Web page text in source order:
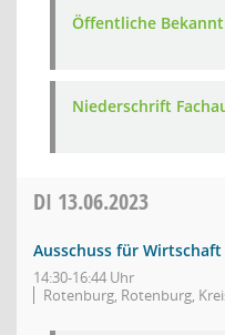
Öffentliche
Niederschrift
DI 13.06.2023
Ausschuss für
14:30-16:44 Uhr
Rotenburg, Rotenburg,